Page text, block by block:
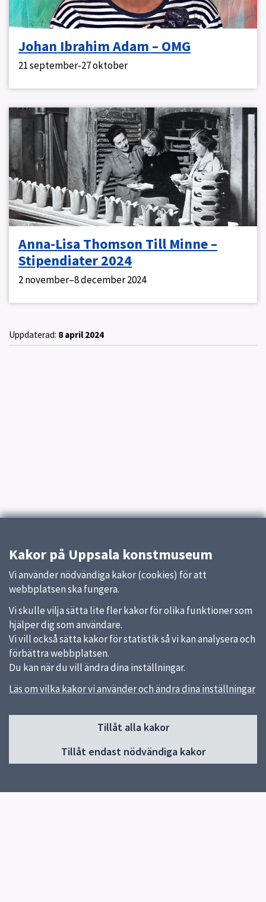
Johan Ibrahim Adam – OMG
21 september-27 oktober
Anna-Lisa Thomson Till Minne –
Stipendiater 2024
2 november–8 december 2024
Uppdaterad: 8 april 2024
Kakor på Uppsala konstmuseum
Vi använder nödvändiga kakor (cookies) för att
webbplatsen ska fungera.
Vi skulle vilja sätta lite fler kakor för olika funktioner som
hjälper dig som användare.
Vi vill också sätta kakor för statistik så vi kan analysera och
förbättra webbplatsen.
Du kan när du vill ändra dina inställningar.
Läs om vilka kakor vi använder och ändra dina inställningar
Tillåt alla kakor
Tillåt endast nödvändiga kakor
Sidfot
Besök museet